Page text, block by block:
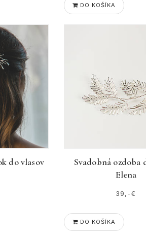
DO KOŠÍKA
do vlasov
Svadobná ozdoba
Elena
39,-€
DO KOŠÍKA